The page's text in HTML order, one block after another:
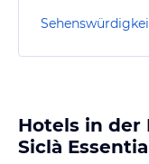
Hotels in der
Siclà Essentia